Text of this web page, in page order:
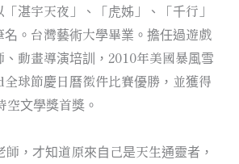
湛宇天夜」、「虎姊」、「千行」
。台灣藝術大學畢業。擔任過遊戲
動畫導演培訓，2010年美國暴風雪
球節慶日曆徵件比賽優勝，並獲得
空文學獎首獎。
，才知道原來自己是天生通靈者，